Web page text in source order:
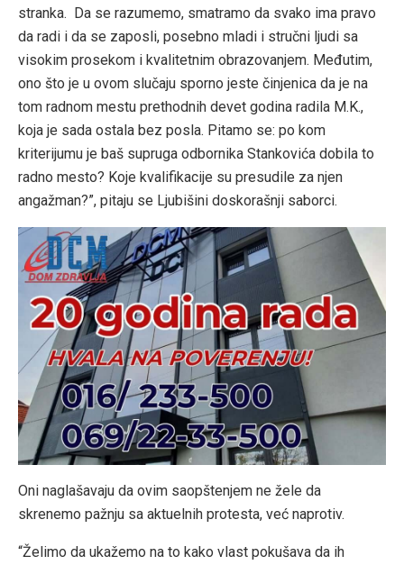
stranka. Da se razumemo, smatramo da svako ima pravo
da radi i da se zaposli, posebno mladi i stručni ljudi sa
visokim prosekom i kvalitetnim obrazovanjem. Međutim,
ono što je u ovom slučaju sporno jeste činjenica da je na
tom radnom mestu prethodnih devet godina radila M.K.,
koja je sada ostala bez posla. Pitamo se: po kom
kriterijumu je baš supruga odbornika Stankovića dobila to
radno mesto? Koje kvalifikacije su presudile za njen
angažman?”, pitaju se Ljubišini doskorašnji saborci.
Oni naglašavaju da ovim saopštenjem ne žele da
skrenemo pažnju sa aktuelnih protesta, već naprotiv.
“Želimo da ukažemo na to kako vlast pokušava da ih